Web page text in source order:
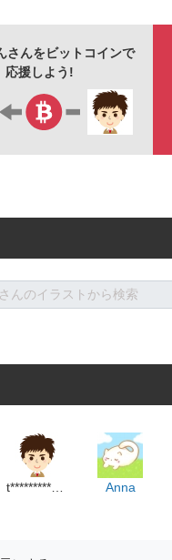
さんをビットコインで
応援しよう!
Anna